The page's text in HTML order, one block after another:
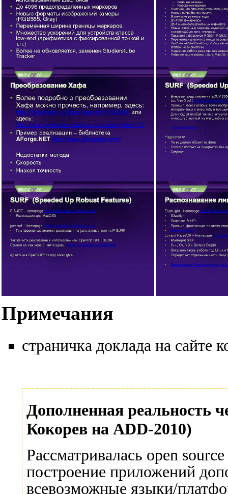
Примечания
страничка доклада на сайте
Дополненная реальность
Кокорев на ADD-2010)
Рассматривалась open
построение приложений
всевозможные языки/